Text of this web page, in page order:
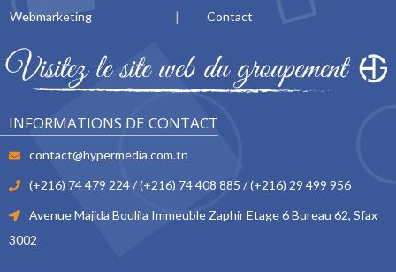
Webmarketing
Contact
INFORMATIONS DE CONTACT
contact@hypermedia.com.tn
(+216) 74 479 224 / (+216) 74 408 885 / (+216) 29 499 956
Avenue Majida Boulila Immeuble Zaphir Etage 6 Bureau 62, Sfax
3002